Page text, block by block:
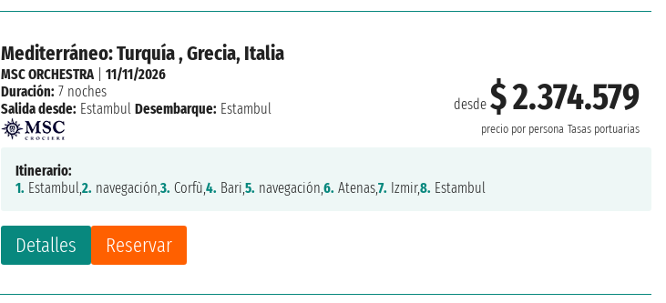
Mediterráneo: Turquía , Grecia, Italia
desde$ 2.374.579
precio por persona Tasas portuarias
Detalles Reservar
MSC ORCHESTRA |11/11/2026
Duración: 7 noches
Salida desde: Estambul Desembarque: Estambul
Itinerario:
1. Estambul,2. navegación,3. Corfù,4. Bari,5. navegación,6. Atenas,7. Izmir,8. Estambul